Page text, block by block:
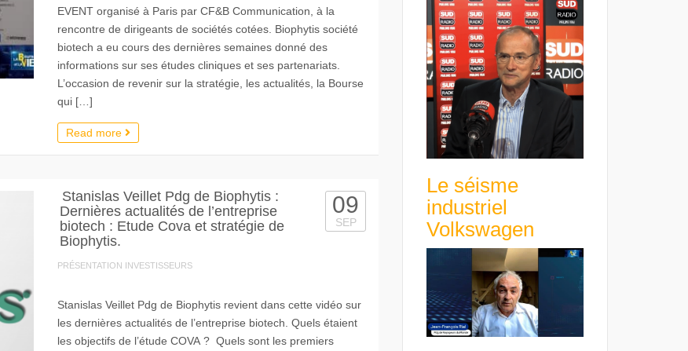
EVENT organisé à Paris par CF&B Communication, à la
rencontre de dirigeants de sociétés cotées. Biophytis société
biotech a eu cours des dernières semaines donné des
informations sur ses études cliniques et ses partenariats.
L’occasion de revenir sur la stratégie, les actualités, la Bourse
qui […]
Read more
Stanislas Veillet Pdg de Biophytis :
Dernières actualités de l’entreprise
biotech : Etude Cova et stratégie de
Biophytis.
PRÉSENTATION INVESTISSEURS
09
SEP
Stanislas Veillet Pdg de Biophytis revient dans cette vidéo sur
les dernières actualités de l’entreprise biotech. Quels étaient
les objectifs de l’étude COVA ? Quels sont les premiers
Le séisme
industriel
Volkswagen